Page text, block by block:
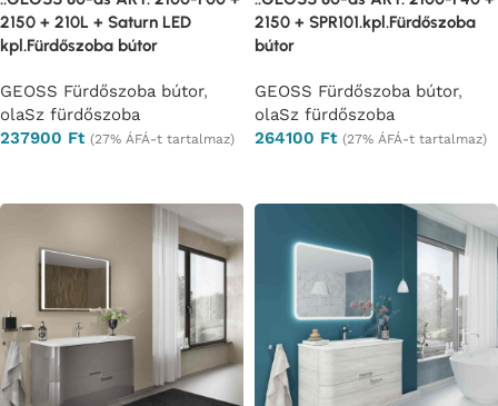
2150 + 210L + Saturn LED
kpl.Fürdőszoba bútor
GEOSS Fürdőszoba bútor,
olaSz fürdőszoba
237900 Ft (27% ÁFÁ-t tartalmaz)
2150 + SPR101.kpl.Fürdőszoba
bútor
GEOSS Fürdőszoba bútor,
olaSz fürdőszoba
264100 Ft (27% ÁFÁ-t tartalmaz)